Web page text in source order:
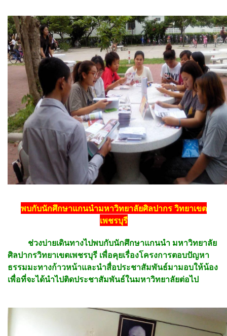
พบกับนักศึกษาแกนนำมหาวิทยาลัยศิลปากร วิทยาเขต
เพชรบุรี
ช่วงบ่ายเดินทางไปพบกับนักศึกษาแกนนำ มหาวิทยาลัย
ศิลปากรวิทยาเขตเพชรบุรี เพื่อคุยเรื่องโครงการตอบปัญหา
ธรรมมะทางก้าวหน้าและนำสื่อประชาสัมพันธ์มามอบให้น้อง
เพื่อที่จะได้นำไปติดประชาสัมพันธ์ในมหาวิทยาลัยต่อไป